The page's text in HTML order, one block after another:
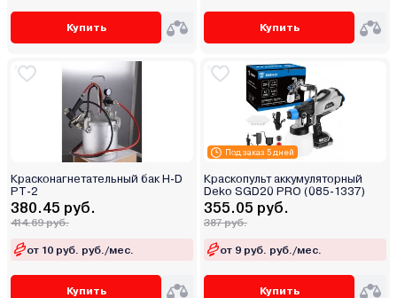
Купить Купить
Красконагнетательный бак H-D
PT-2
380.45 руб.
414.69 руб.
от 10 руб. руб./мес.
Купить
Под заказ 5 дней
Краскопульт аккумуляторный
Deko SGD20 PRO (085-1337)
355.05 руб.
387 руб.
от 9 руб. руб./мес.
Купить